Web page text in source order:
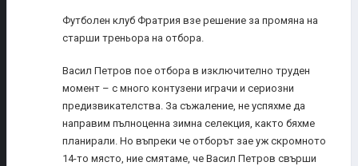
Футболен клуб Фратрия взе решение за промяна на
старши треньора на отбора.
Васил Петров пое отбора в изключително труден
момент – с много контузени играчи и сериозни
предизвикателства. За съжаление, не успяхме да
направим пълноценна зимна селекция, както бяхме
планирали. Но въпреки че отборът зае уж скромното
14-то място, ние смятаме, че Васил Петров свърши